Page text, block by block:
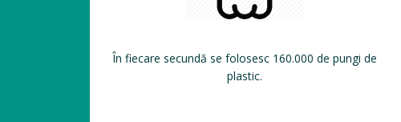
În fiecare secundă se folosesc 160.000 de pungi de
plastic.